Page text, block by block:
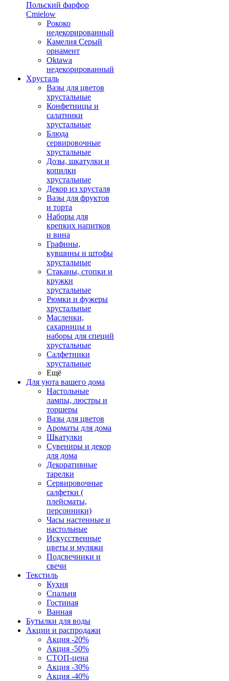
Польский фарфор
Сmielow
Рококо
недекорированный
Камелия Серый
орнамент
Oktawa
недекорированный
Хрусталь
Вазы для цветов
хрустальные
Конфетницы и
салатники
хрустальные
Блюда
сервировочные
хрустальные
Дозы, шкатулки и
копилки
хрустальные
Декор из хрусталя
Вазы для фруктов
и торта
Наборы для
крепких напитков
и вина
Графины,
кувшины и штофы
хрустальные
Стаканы, стопки и
кружки
хрустальные
Рюмки и фужеры
хрустальные
Масленки,
сахарницы и
наборы для специй
хрустальные
Салфетники
хрустальные
Ещё
Для уюта вашего дома
Настольные
лампы, люстры и
торшеры
Вазы для цветов
Ароматы для дома
Шкатулки
Сувениры и декор
для дома
Декоративные
тарелки
Сервировочные
салфетки (
плейсматы,
персонники)
Часы настенные и
настольные
Искусственные
цветы и муляжи
Подсвечники и
свечи
Текстиль
Кухня
Спальня
Гостиная
Ванная
Бутылки для воды
Акции и распродажи
Акция -20%
Акция -50%
СТОП-цена
Акция -30%
Акция -40%